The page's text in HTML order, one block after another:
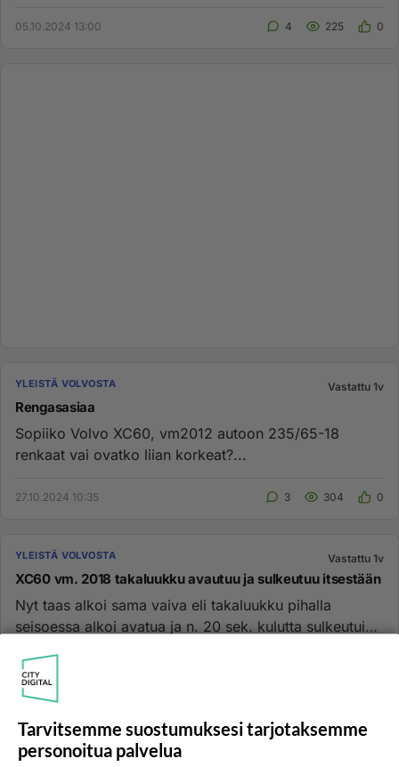
05.10.2024 13:00 4 225 0
YLEISTÄ VOLVOSTA Vastattu 1v
Rengasasiaa
Sopiiko Volvo XC60, vm2012 autoon 235/65-18
renkaat vai ovatko liian korkeat?...
27.10.2024 10:35 3 304 0
YLEISTÄ VOLVOSTA Vastattu 1v
XC60 vm. 2018 takaluukku avautuu ja sulkeutuu itsestään
Nyt taas alkoi sama vaiva eli takaluukku pihalla
seisoessa alkoi avatua ja n. 20 sek. kulutta sulkeutui
03.11.2024 13:36
YLEISTÄ VOLVOSTA Vastattu 1v
Jarrunesteen vaihtoväli
Tarvitsemme suostumuksesi tarjotaksemme
personoitua palvelua